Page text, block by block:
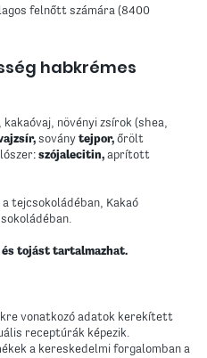
felnőtt számára (8400
habkrémes
növényi zsírok (shea,
sovány tejpor, őrölt
szójalecitin, aprított
a tejcsokoládéban, Kakaó
tojást tartalmazhat.
vonatkozó adatok kerekített
receptúrák képezik.
a kereskedelmi forgalomban a